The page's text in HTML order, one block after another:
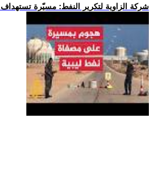
.. شركة الزاوية لتكرير النفط: مسيّرة